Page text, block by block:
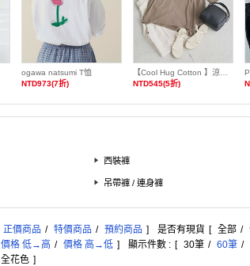
ogawa natsumi T恤
NTD973(7折)
NTD545(5折)
西裝褲
吊帶褲 / 連身褲
正價商品 / 特價商品 / 預約商品 ] 是否有現貨 [ 全部 /
價格 低→高 / 價格 高→低 ] 顯示件數 : [ 30筆 / 60筆 /
全花色 ]